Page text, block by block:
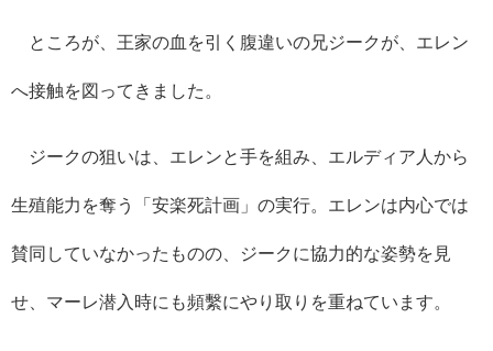
ところが、王家の血を引く腹違いの兄ジークが、エレン
へ接触を図ってきました。
ジークの狙いは、エレンと手を組み、エルディア人から
生殖能力を奪う「安楽死計画」の実行。エレンは内心では
賛同していなかったものの、ジークに協力的な姿勢を見
せ、マーレ潜入時にも頻繫にやり取りを重ねています。